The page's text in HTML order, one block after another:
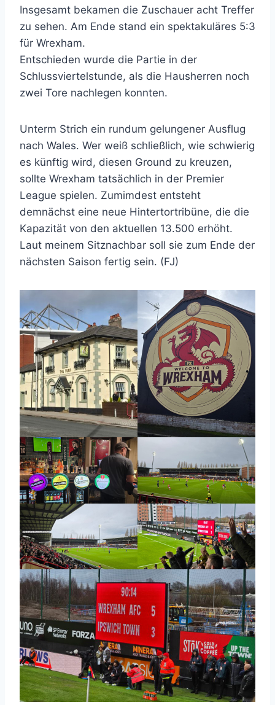
Insgesamt bekamen die Zuschauer acht Treffer
zu sehen. Am Ende stand ein spektakuläres 5:3
für Wrexham.
Entschieden wurde die Partie in der
Schlussviertelstunde, als die Hausherren noch
zwei Tore nachlegen konnten.
Unterm Strich ein rundum gelungener Ausflug
nach Wales. Wer weiß schließlich, wie schwierig
es künftig wird, diesen Ground zu kreuzen,
sollte Wrexham tatsächlich in der Premier
League spielen. Zumimdest entsteht
demnächst eine neue Hintertortribüne, die die
Kapazität von den aktuellen 13.500 erhöht.
Laut meinem Sitznachbar soll sie zum Ende der
nächsten Saison fertig sein. (FJ)